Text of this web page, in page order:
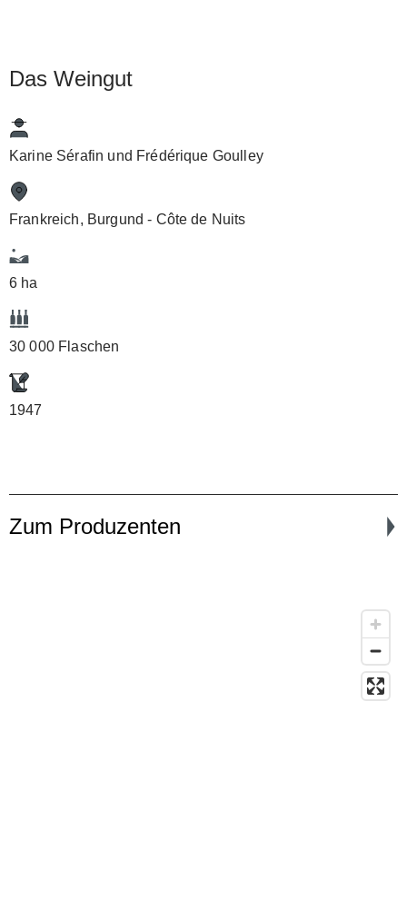
Das Weingut
Karine Sérafin und Frédérique Goulley
Frankreich, Burgund - Côte de Nuits
6 ha
30 000 Flaschen
1947
Zum Produzenten